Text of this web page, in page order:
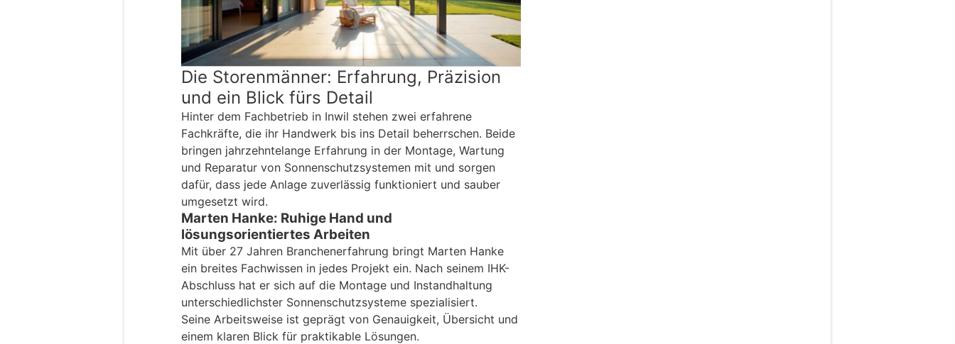
Die Storenmänner: Erfahrung, Präzision
und ein Blick fürs Detail
Hinter dem Fachbetrieb in Inwil stehen zwei erfahrene
Fachkräfte, die ihr Handwerk bis ins Detail beherrschen. Beide
bringen jahrzehntelange Erfahrung in der Montage, Wartung
und Reparatur von Sonnenschutzsystemen mit und sorgen
dafür, dass jede Anlage zuverlässig funktioniert und sauber
umgesetzt wird.
Marten Hanke: Ruhige Hand und
lösungsorientiertes Arbeiten
Mit über 27 Jahren Branchenerfahrung bringt Marten Hanke
ein breites Fachwissen in jedes Projekt ein. Nach seinem IHK-
Abschluss hat er sich auf die Montage und Instandhaltung
unterschiedlichster Sonnenschutzsysteme spezialisiert.
Seine Arbeitsweise ist geprägt von Genauigkeit, Übersicht und
einem klaren Blick für praktikable Lösungen.